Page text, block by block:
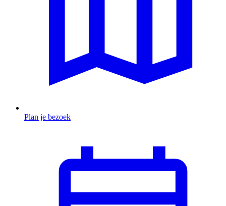
Plan je bezoek